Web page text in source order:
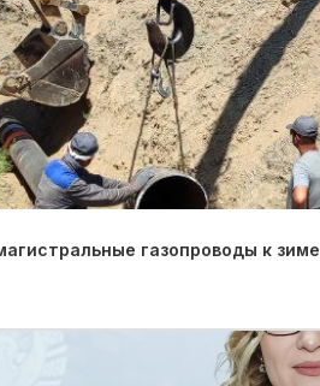
газопроводы к зиме